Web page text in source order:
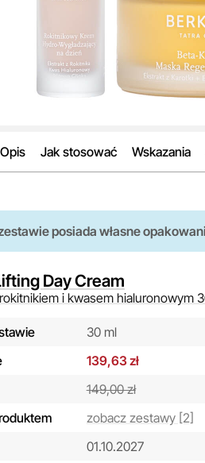
Opis Jak stosować Wskazania
posiada własne
Day Cream
i kwasem hialuronowym
30 ml
139,63 zł
149,00 zł
zobacz zestawy [2]
01.10.2027